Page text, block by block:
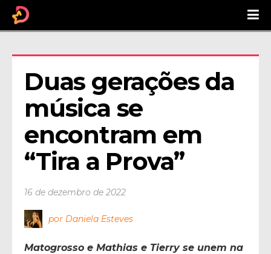
Duas gerações da
música se
encontram em
“Tira a Prova”
16 de dezembro de 2022
por Daniela Esteves
Matogrosso e Mathias e Tierry se unem na